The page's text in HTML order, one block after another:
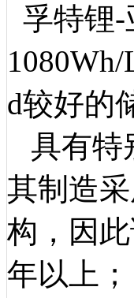
孚特锂-
1080Wh/
d较好的
具有特
其制造
构，因
年以上；